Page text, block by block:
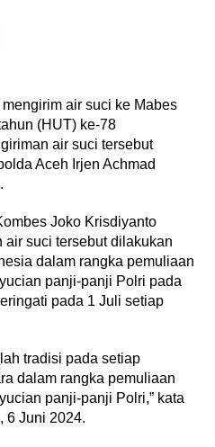
air suci ke Mabes
(HUT) ke-78
air suci tersebut
Aceh Irjen Achmad
Joko Krisdiyanto
suci tersebut dilakukan
dalam rangka pemuliaan
panji-panji Polri pada
pada 1 Juli setiap
tradisi pada setiap
dalam rangka pemuliaan
panji-panji Polri,” kata
6 Juni 2024.